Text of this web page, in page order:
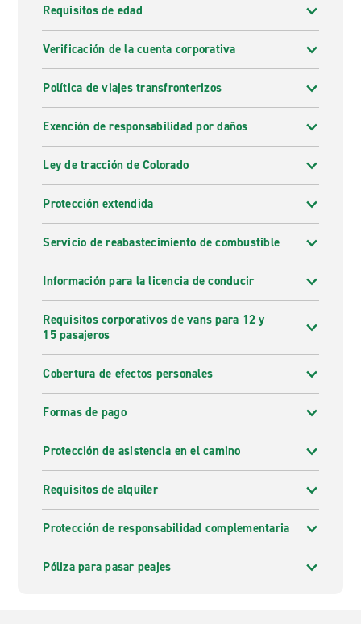
Requisitos de edad
Verificación de la cuenta corporativa
Política de viajes transfronterizos
Exención de responsabilidad por daños
Ley de tracción de Colorado
Protección extendida
Servicio de reabastecimiento de combustible
Información para la licencia de conducir
Requisitos corporativos de vans para 12 y
15 pasajeros
Cobertura de efectos personales
Formas de pago
Protección de asistencia en el camino
Requisitos de alquiler
Protección de responsabilidad complementaria
Póliza para pasar peajes